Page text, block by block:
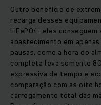
Outro benefício de
recarga desses
LiFePO4: eles
abastecimento em
pausas, como a hora do
completa leva somente
expressiva de tempo e
comparação com as oito
carregamento total das